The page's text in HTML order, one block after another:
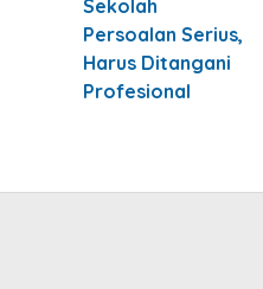
Sekolah
Persoalan Serius,
Harus Ditangani
Profesional